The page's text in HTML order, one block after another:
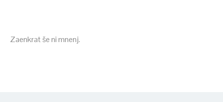
Zaenkrat še ni mnenj.